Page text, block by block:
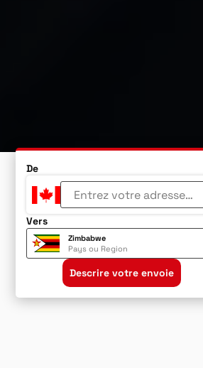
De
Vers
Zimbabwe
Pays ou Region
Descrire votre envoie